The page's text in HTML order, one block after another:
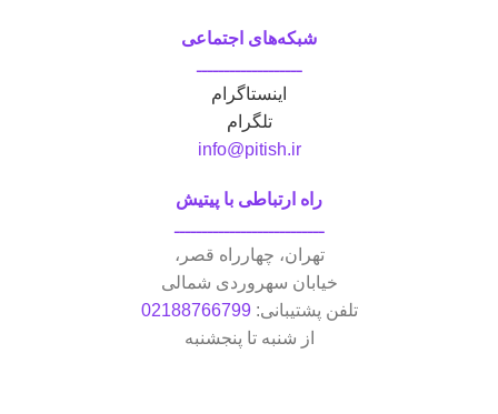
شبکه‌های اجتماعی
ـــــــــــــــــــ
اینستاگرام
تلگرام
info@pitish.ir
راه ارتباطی با پیتیش
ـــــــــــــــــــــــــــ
تهران، چهار‌راه قصر،
خیابان سهروردی شمالی
تلفن پشتیبانی: 02188766799
از شنبه تا پنجشنبه